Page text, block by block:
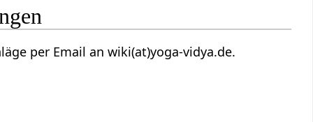
per Email an wiki(at)yoga-vidya.de.